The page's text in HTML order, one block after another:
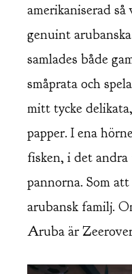
amerikaniserad
genuint
samlades både
småprata och
mitt tycke
papper. I ena
fisken, i det
pannorna. Som
arubansk familj.
Aruba är